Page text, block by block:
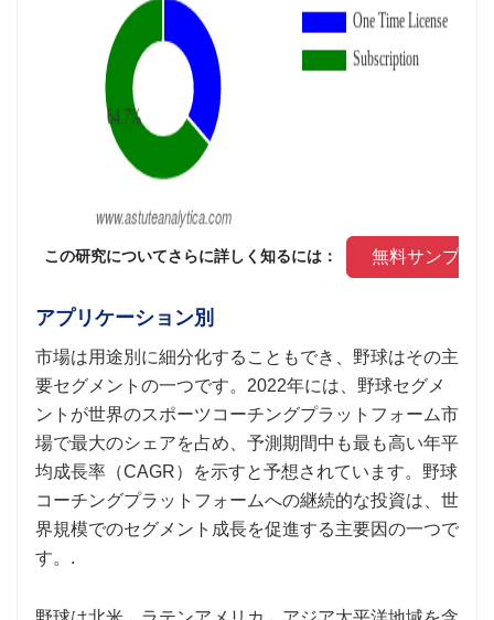
この研究についてさらに詳しく知るには： 無料サンプル
アプリケーション別
市場は用途別に細分化することもでき、野球はその主
要セグメントの一つです。2022年には、野球セグメ
ントが世界のスポーツコーチングプラットフォーム市
場で最大のシェアを占め、予測期間中も最も高い年平
均成長率（CAGR）を示すと予想されています。野球
コーチングプラットフォームへの継続的な投資は、世
界規模でのセグメント成長を促進する主要因の一つで
す。.